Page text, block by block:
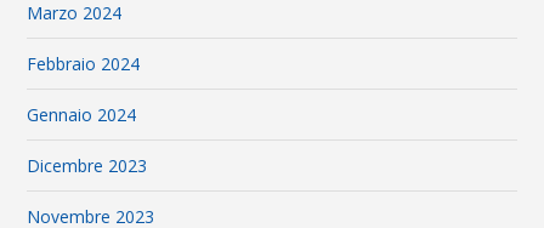
Marzo 2024
Febbraio 2024
Gennaio 2024
Dicembre 2023
Novembre 2023